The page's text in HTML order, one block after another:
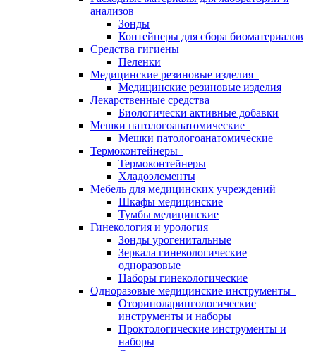
анализов
Зонды
Контейнеры для сбора биоматериалов
Средства гигиены
Пеленки
Медицинские резиновые изделия
Медицинские резиновые изделия
Лекарственные средства
Биологически активные добавки
Мешки патологоанатомические
Мешки патологоанатомические
Термоконтейнеры
Термоконтейнеры
Хладоэлементы
Мебель для медицинских учреждений
Шкафы медицинские
Тумбы медицинские
Гинекология и урология
Зонды урогенитальные
Зеркала гинекологические
одноразовые
Наборы гинекологические
Одноразовые медицинские инструменты
Оториноларингологические
инструменты и наборы
Проктологические инструменты и
наборы